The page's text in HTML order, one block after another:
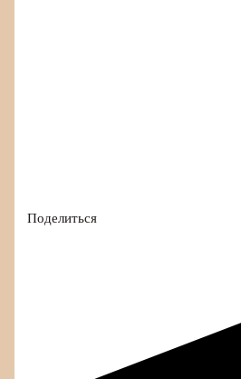
Поделиться